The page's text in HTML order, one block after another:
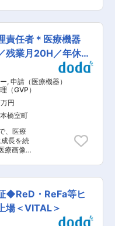
からス
への昇格
い就業
も力を入
えて就
品を複
、主に手
発を行
ェアが
務
、採用
は、医療
て、
■業
をお持ち
試験の
管理 ・
や体制/
る効率
貨物の
バリデ
・
薬部外
責任者＊医療機器
残業月20H／年休
, 申請（医療機器）
（GVP）
円
橋室町
、医療
長を続
せしま
チで進
の土台作
クラス
◆ReD・ReFa等ヒ
場＜VITAL＞